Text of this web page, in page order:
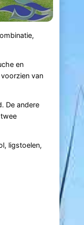
en
van
De andere
ligstoelen,